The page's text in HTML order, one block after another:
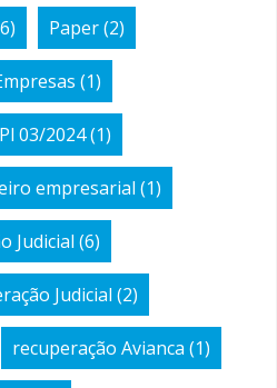
Paper(2)
(1)
Pl 03/2024(1)
empresarial (1)
Judicial (6)
Judicial (2)
recuperação Avianca (1)